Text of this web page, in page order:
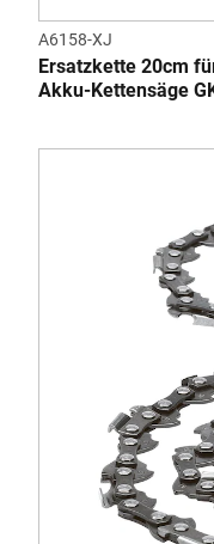
A6158-XJ
Ersatzkette 20cm
Akku-Kettensäge